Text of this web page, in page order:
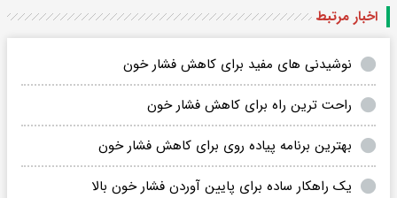
اخبار مرتبط
نوشیدنی های مفید برای کاهش فشار خون
راحت ترین راه برای کاهش فشار خون
بهترین برنامه پیاده روی برای کاهش فشار خون
یک راهکار ساده برای پایین آوردن فشار خون بالا